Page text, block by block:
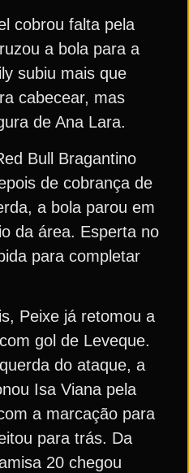
cobrou falta pela
a bola para a
subiu mais que
cabecear, mas
de Ana Lara.
Bull Bragantino
de cobrança de
a bola parou em
da área. Esperta no
para completar
Peixe já retomou a
gol de Leveque.
do ataque, a
Isa Viana pela
a marcação para
para trás. Da
20 chegou